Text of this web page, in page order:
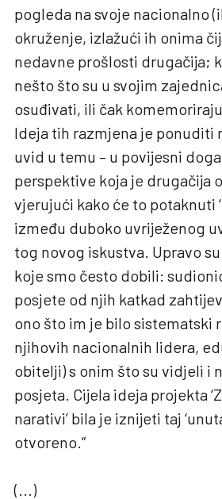
pogleda na svoje nacionalno
okruženje, izlažući ih onima
nedavne prošlosti drugačija;
nešto što su u svojim
osuđivati, ili čak
Ideja tih razmjena je ponuditi
uvid u temu – u povijesni
perspektive koja je drugačija
vjerujući kako će to potaknuti
između duboko uvriježenog
tog novog iskustva. Upravo
koje smo često dobili:
posjete od njih katkad
ono što im je bilo sistematski
njihovih nacionalnih lidera,
obitelji) s onim što su vidjeli i
posjeta. Cijela ideja projekta
narativi’ bila je iznijeti taj
otvoreno.”
(...)